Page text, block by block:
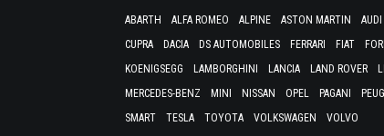
ABARTH ALFA ROMEO ALPINE ASTON MARTIN AUDI
CUPRA
DACIA DS AUTOMOBILES FERRARI FIAT
KOENIGSEGG
LAMBORGHINI LANCIA LAND ROVER
MERCEDES-BENZ
MINI NISSAN OPEL PAGANI
SMART
TESLA TOYOTA VOLKSWAGEN VOLVO